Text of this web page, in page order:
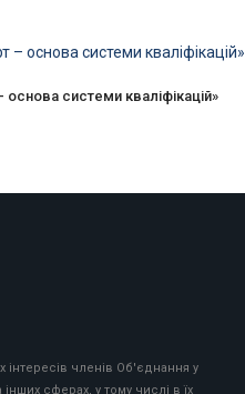
системи кваліфікацій»
інтересів членів Об'єднання у
сферах, у тому числі в їх